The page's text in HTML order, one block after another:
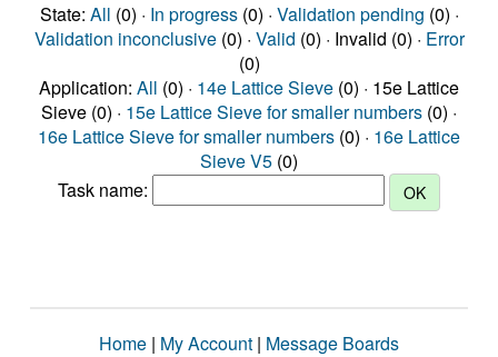
State: All (0) · In progress(0) · Validation pending (0) ·
Validation inconclusive(0) · Valid (0) · Invalid (0) · Error
(0)
Application: All (0) · 14e Lattice Sieve (0) · 15e Lattice
Sieve (0) · 15e Lattice Sieve for smaller numbers (0) ·
16e Lattice Sieve for smaller numbers (0) · 16e Lattice
Sieve V5 (0)
Task name:
Home | My Account | Message Boards